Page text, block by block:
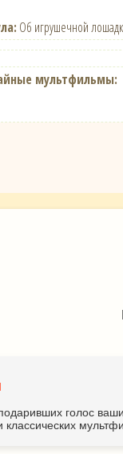
Об игрушечной
мультфильмы:
подаривших голос